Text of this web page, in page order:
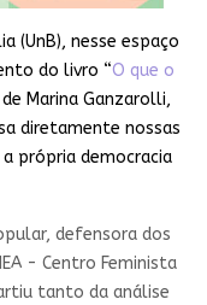
(UnB), nesse espaço
do livro “O que o
de Marina Ganzarolli,
diretamente nossas
própria democracia
defensora dos
- Centro Feminista
tanto da análise